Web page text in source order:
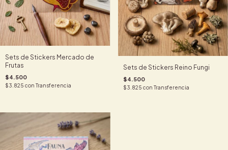
Sets de Stickers Mercado de
Frutas
$4.500
$3.825 con Transferencia
Sets de Stickers Reino Fungi
$4.500
$3.825 con Transferencia